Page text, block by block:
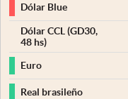
Dólar Blue
Dólar CCL (GD30,
48 hs)
Euro
Real brasileño